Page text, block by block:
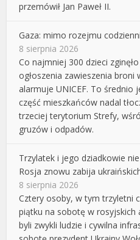
przemówił Jan Paweł II.
Gaza: mimo rozejmu
8 sierpnia 2026
Co najmniej 300 dzieci
ogłoszenia zawieszenia broni
alarmuje UNICEF. To średnio
część mieszkańców nadal
trzeciej terytorium Strefy,
gruzów i odpadów.
Trzylatek i jego dziadkowie
Rosja znowu zabija
8 sierpnia 2026
Cztery osoby, w tym trzyletni
piątku na sobotę w rosyjskich
byli zwykli ludzie i cywilna